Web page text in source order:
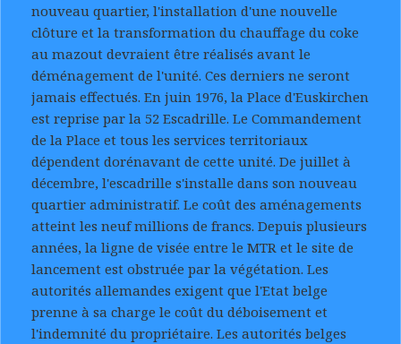
nouveau quartier, l'installation d'une nouvelle
clôture et la transformation du chauffage du coke
au mazout devraient être réalisés avant le
déménagement de l'unité. Ces derniers ne seront
jamais effectués. En juin 1976, la Place d'Euskirchen
est reprise par la 52 Escadrille. Le Commandement
de la Place et tous les services territoriaux
dépendent dorénavant de cette unité. De juillet à
décembre, l'escadrille s'installe dans son nouveau
quartier administratif. Le coût des aménagements
atteint les neuf millions de francs. Depuis plusieurs
années, la ligne de visée entre le MTR et le site de
lancement est obstruée par la végétation. Les
autorités allemandes exigent que l'Etat belge
prenne à sa charge le coût du déboisement et
l'indemnité du propriétaire. Les autorités belges